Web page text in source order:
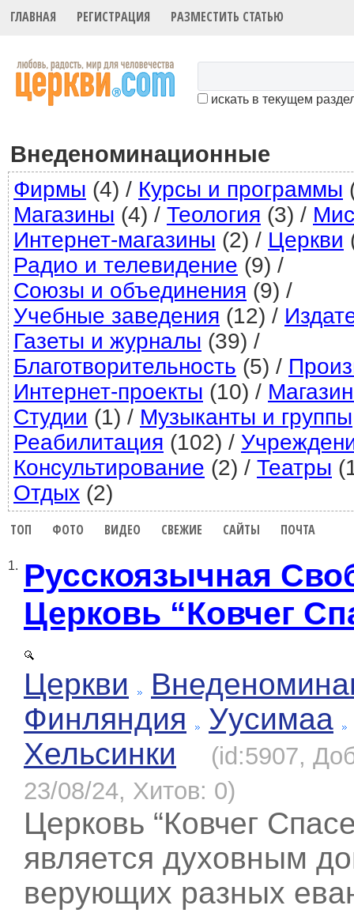
ГЛАВНАЯ РЕГИСТРАЦИЯ РАЗМЕСТИТЬ СТАТЬЮ
искать в текущем
Внеденоминационные
Фирмы (4) / Курсы и программы
Магазины (4) / Теология (3) /
Интернет-магазины (2) / Церкви
Радио и телевидение (9) /
Союзы и объединения (9) /
Учебные заведения (12) /
Газеты и журналы (39) /
Благотворительность (5) /
Интернет-проекты (10) /
Студии (1) / Музыканты и группы
Реабилитация (102) /
Консультирование (2) / Театры
Отдых (2)
ТОП ФОТО ВИДЕО СВЕЖИЕ САЙТЫ ПОЧТА
1. Русскоязычная
Церковь “Ковчег
Церкви
Финляндия
Уусимаа
Хельсинки
(id:5907,
23/08/24, Хитов: 0)
Церковь “Ковчег
является духовным
верующих разных